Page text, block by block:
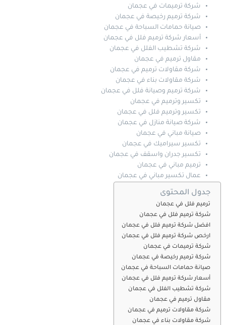
شركة ترميمات في عجمان
شركة ترميم رخيصة في عجمان
صيانة حمامات السباحة في عجمان
أسعار شركة ترميم فلل في عجمان
شركة تشطيب الفلل في عجمان
مقاول ترميم في عجمان
شركة مقاولات ترميم في عجمان
شركة مقاولات بناء في عجمان
شركة ترميم وصيانة فلل في عجمان
تكسير وترميم في عجمان
تكسير وترميم فلل في عجمان
شركة صيانة منازل في عجمان
صيانة مباني في عجمان
تكسير سيراميك في عجمان
تكسير جدران واسقف في عجمان
ترميم مباني في عجمان
عمال تكسير مباني في عجمان
جدول المحتوى
ترميم فلل في عجمان
شركة ترميم فلل في عجمان
افضل شركة ترميم فلل في عجمان
ارخص شركة ترميم فلل في عجمان
شركة ترميمات في عجمان
شركة ترميم رخيصة في عجمان
صيانة حمامات السباحة في عجمان
أسعار شركة ترميم فلل في عجمان
شركة تشطيب الفلل في عجمان
مقاول ترميم في عجمان
شركة مقاولات ترميم في عجمان
شركة مقاولات بناء في عجمان